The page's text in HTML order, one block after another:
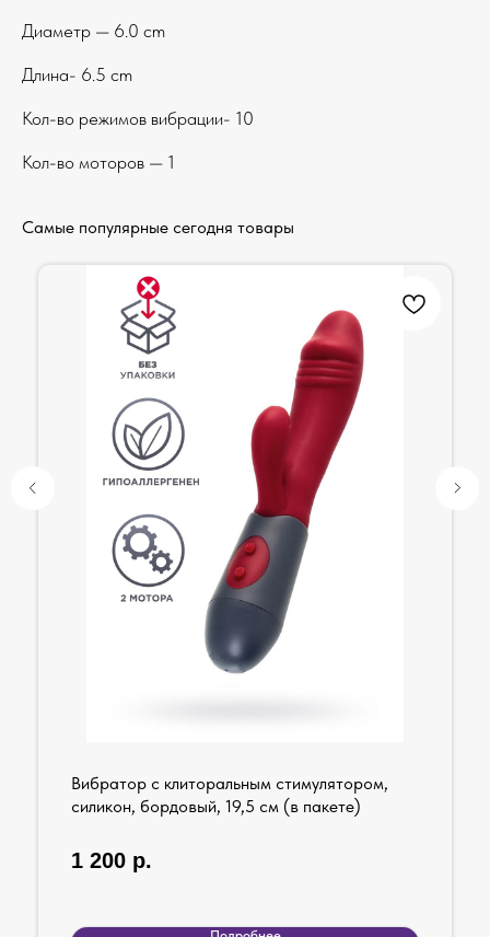
Диаметр — 6.0 cm
Длина- 6.5 cm
Кол-во режимов вибрации- 10
Кол-во моторов — 1
Самые популярные сегодня товары
Вибратор с клиторальным стимулятором,
силикон, бордовый, 19,5 см (в пакете)
1 200 р.